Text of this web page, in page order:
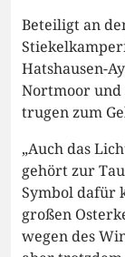
Beteiligt an
Hatshausen-
Nortmoor
trugen zum
„Auch das
gehört zur
Symbol dafür
großen
wegen des